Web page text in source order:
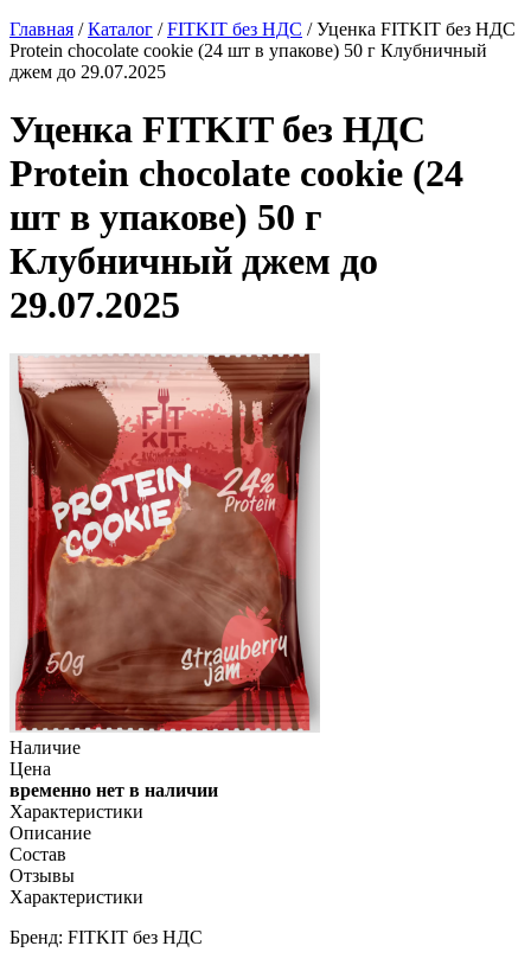
Главная /Каталог /FITKIT без НДС /Уценка FITKIT без НДС
Protein chocolate сookie (24 шт в упакове) 50 г Клубничный
джем до 29.07.2025
Уценка FITKIT без НДС
Protein chocolate сookie (24
шт в упакове) 50 г
Клубничный джем до
29.07.2025
Наличие
Цена
временно нет в наличии
Характеристики
Описание
Состав
Отзывы
Характеристики
Бренд: FITKIT без НДС